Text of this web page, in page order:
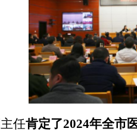
任肯定了2024年全市